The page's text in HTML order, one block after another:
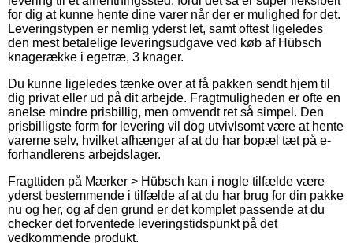
for dig at kunne hente dine varer når der er mulighed for det.
Leveringstypen er nemlig yderst let, samt oftest ligeledes
den mest betalelige leveringsudgave ved køb af Hübsch
knagerække i egetræ, 3 knager.
Du kunne ligeledes tænke over at få pakken sendt hjem til
dig privat eller ud på dit arbejde. Fragtmuligheden er ofte en
anelse mindre prisbillig, men omvendt ret så simpel. Den
prisbilligste form for levering vil dog utvivlsomt være at hente
varerne selv, hvilket afhænger af at du har bopæl tæt på e-
forhandlerens arbejdslager.
Fragttiden på Mærker > Hübsch kan i nogle tilfælde være
yderst bestemmende i tilfælde af at du har brug for din pakke
nu og her, og af den grund er det komplet passende at du
checker det forventede leveringstidspunkt på det
vedkommende produkt.